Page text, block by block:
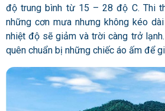
độ trung bình từ 15 – 28 độ C. Thi
những cơn mưa nhưng không kéo
nhiệt độ sẽ giảm và trời càng trở
quên chuẩn bị những chiếc áo ấm để